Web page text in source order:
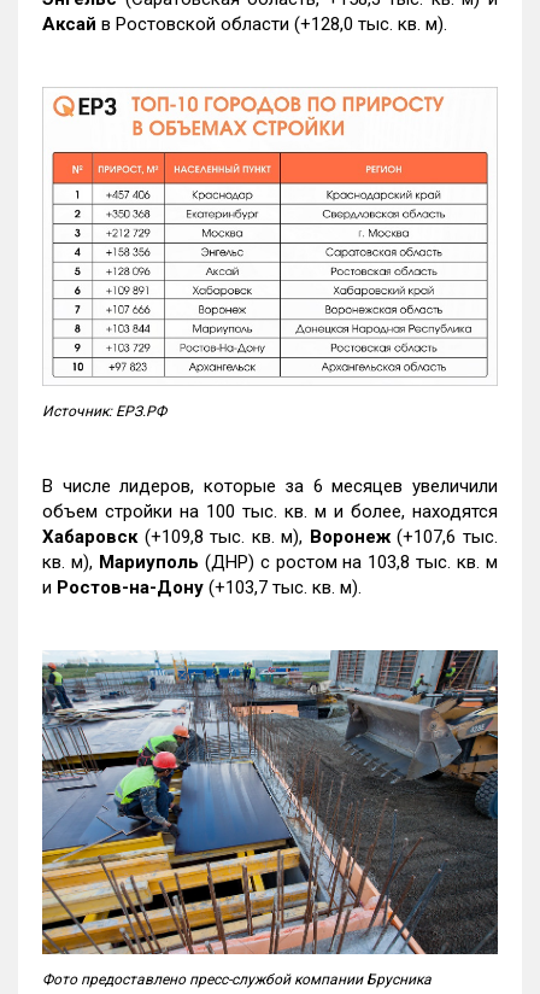
Аксай в Ростовской области (+128,0 тыс. кв. м).
Источник: ЕРЗ.РФ
В числе лидеров, которые за 6 месяцев увеличили
объем стройки на 100 тыс. кв. м и более, находятся
Хабаровск (+109,8 тыс. кв. м), Воронеж(+107,6 тыс.
кв. м), Мариуполь (ДНР) с ростом на 103,8 тыс. кв. м
и Ростов-на-Дону (+103,7 тыс. кв. м).
Фото предоставлено пресс-службой компании Брусника